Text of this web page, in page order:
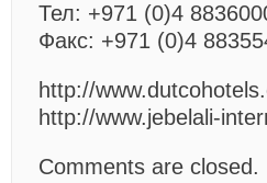
Тел: +971 (0)4
Факс: +971 (0)4
http://
http://www.jebelali-
Comments are closed.